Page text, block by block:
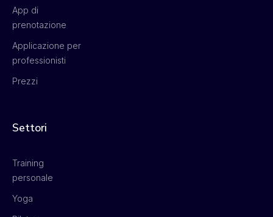
App di
prenotazione
Applicazione per
professionisti
Prezzi
Settori
Training
personale
Yoga